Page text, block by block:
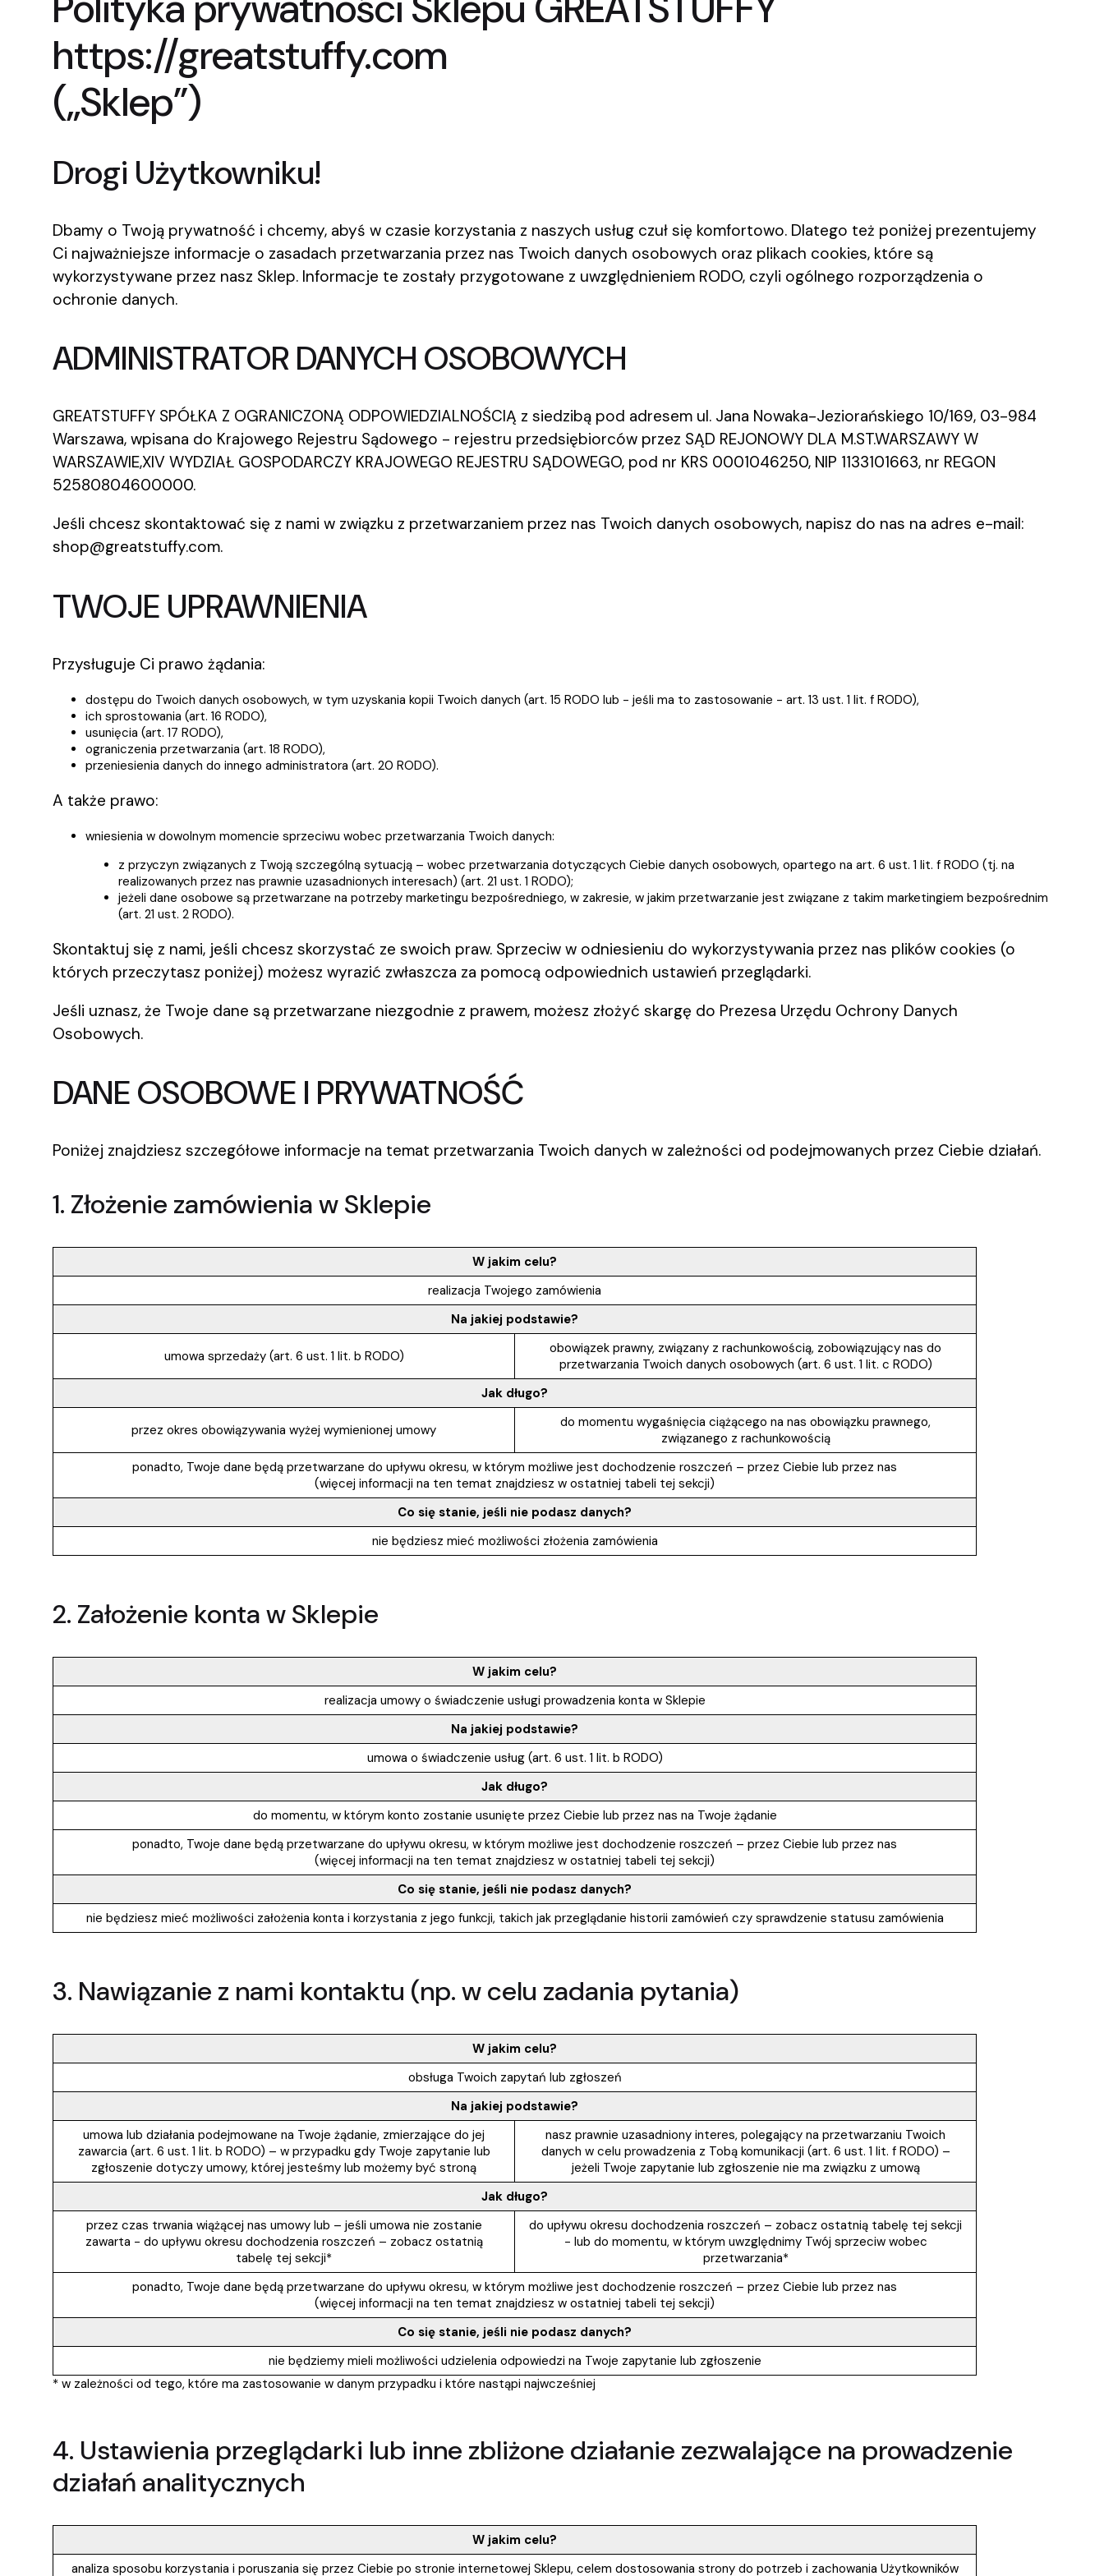
https://greatstuffy.com
(„Sklep”)
Drogi Użytkowniku!
Dbamy o Twoją prywatność i chcemy, abyś w czasie korzystania z naszych usług czuł się komfortowo. Dlatego też poniżej prezentujemy
Ci najważniejsze informacje o zasadach przetwarzania przez nas Twoich danych osobowych oraz plikach cookies, które są
wykorzystywane przez nasz Sklep. Informacje te zostały przygotowane z uwzględnieniem RODO, czyli ogólnego rozporządzenia o
ochronie danych.
ADMINISTRATOR DANYCH OSOBOWYCH
GREATSTUFFY SPÓŁKA Z OGRANICZONĄ ODPOWIEDZIALNOŚCIĄ z siedzibą pod adresem ul. Jana Nowaka-Jeziorańskiego 10/169, 03-984
Warszawa, wpisana do Krajowego Rejestru Sądowego - rejestru przedsiębiorców przez SĄD REJONOWY DLA M.ST.WARSZAWY W
WARSZAWIE,XIV WYDZIAŁ GOSPODARCZY KRAJOWEGO REJESTRU SĄDOWEGO, pod nr KRS 0001046250, NIP 1133101663, nr REGON
52580804600000.
Jeśli chcesz skontaktować się z nami w związku z przetwarzaniem przez nas Twoich danych osobowych, napisz do nas na adres e-mail:
shop@greatstuffy.com.
TWOJE UPRAWNIENIA
Przysługuje Ci prawo żądania:
dostępu do Twoich danych osobowych, w tym uzyskania kopii Twoich danych (art. 15 RODO lub - jeśli ma to zastosowanie - art. 13 ust. 1 lit. f RODO),
ich sprostowania (art. 16 RODO),
usunięcia (art. 17 RODO),
ograniczenia przetwarzania (art. 18 RODO),
przeniesienia danych do innego administratora (art. 20 RODO).
A także prawo:
wniesienia w dowolnym momencie sprzeciwu wobec przetwarzania Twoich danych:
z przyczyn związanych z Twoją szczególną sytuacją – wobec przetwarzania dotyczących Ciebie danych osobowych, opartego na art. 6 ust. 1 lit. f RODO (tj. na
realizowanych przez nas prawnie uzasadnionych interesach) (art. 21 ust. 1 RODO);
jeżeli dane osobowe są przetwarzane na potrzeby marketingu bezpośredniego, w zakresie, w jakim przetwarzanie jest związane z takim marketingiem bezpośrednim
(art. 21 ust. 2 RODO).
Skontaktuj się z nami, jeśli chcesz skorzystać ze swoich praw. Sprzeciw w odniesieniu do wykorzystywania przez nas plików cookies (o
których przeczytasz poniżej) możesz wyrazić zwłaszcza za pomocą odpowiednich ustawień przeglądarki.
Jeśli uznasz, że Twoje dane są przetwarzane niezgodnie z prawem, możesz złożyć skargę do Prezesa Urzędu Ochrony Danych
Osobowych.
DANE OSOBOWE I PRYWATNOŚĆ
Poniżej znajdziesz szczegółowe informacje na temat przetwarzania Twoich danych w zależności od podejmowanych przez Ciebie działań.
1. Złożenie zamówienia w Sklepie
W jakim celu?
realizacja Twojego zamówienia
Na jakiej podstawie?
umowa sprzedaży (art. 6 ust. 1 lit. b RODO)
obowiązek prawny, związany z rachunkowością, zobowiązujący nas do
przetwarzania Twoich danych osobowych (art. 6 ust. 1 lit. c RODO)
Jak długo?
przez okres obowiązywania wyżej wymienionej umowy
do momentu wygaśnięcia ciążącego na nas obowiązku prawnego,
związanego z rachunkowością
ponadto, Twoje dane będą przetwarzane do upływu okresu, w którym możliwe jest dochodzenie roszczeń – przez Ciebie lub przez nas
(więcej informacji na ten temat znajdziesz w ostatniej tabeli tej sekcji)
Co się stanie, jeśli nie podasz danych?
nie będziesz mieć możliwości złożenia zamówienia
2. Założenie konta w Sklepie
W jakim celu?
realizacja umowy o świadczenie usługi prowadzenia konta w Sklepie
Na jakiej podstawie?
umowa o świadczenie usług (art. 6 ust. 1 lit. b RODO)
Jak długo?
do momentu, w którym konto zostanie usunięte przez Ciebie lub przez nas na Twoje żądanie
ponadto, Twoje dane będą przetwarzane do upływu okresu, w którym możliwe jest dochodzenie roszczeń – przez Ciebie lub przez nas
(więcej informacji na ten temat znajdziesz w ostatniej tabeli tej sekcji)
Co się stanie, jeśli nie podasz danych?
nie będziesz mieć możliwości założenia konta i korzystania z jego funkcji, takich jak przeglądanie historii zamówień czy sprawdzenie statusu zamówienia
3. Nawiązanie z nami kontaktu (np. w celu zadania pytania)
W jakim celu?
obsługa Twoich zapytań lub zgłoszeń
Na jakiej podstawie?
umowa lub działania podejmowane na Twoje żądanie, zmierzające do jej
zawarcia (art. 6 ust. 1 lit. b RODO) – w przypadku gdy Twoje zapytanie lub
zgłoszenie dotyczy umowy, której jesteśmy lub możemy być stroną
nasz prawnie uzasadniony interes, polegający na przetwarzaniu Twoich
danych w celu prowadzenia z Tobą komunikacji (art. 6 ust. 1 lit. f RODO) –
jeżeli Twoje zapytanie lub zgłoszenie nie ma związku z umową
Jak długo?
przez czas trwania wiążącej nas umowy lub – jeśli umowa nie zostanie
zawarta - do upływu okresu dochodzenia roszczeń – zobacz ostatnią
tabelę tej sekcji*
do upływu okresu dochodzenia roszczeń – zobacz ostatnią tabelę tej sekcji
- lub do momentu, w którym uwzględnimy Twój sprzeciw wobec
przetwarzania*
ponadto, Twoje dane będą przetwarzane do upływu okresu, w którym możliwe jest dochodzenie roszczeń – przez Ciebie lub przez nas
(więcej informacji na ten temat znajdziesz w ostatniej tabeli tej sekcji)
Co się stanie, jeśli nie podasz danych?
nie będziemy mieli możliwości udzielenia odpowiedzi na Twoje zapytanie lub zgłoszenie
* w zależności od tego, które ma zastosowanie w danym przypadku i które nastąpi najwcześniej
4. Ustawienia przeglądarki lub inne zbliżone działanie zezwalające na prowadzenie
działań analitycznych
W jakim celu?
analiza sposobu korzystania i poruszania się przez Ciebie po stronie internetowej Sklepu, celem dostosowania strony do potrzeb i zachowania Użytkowników